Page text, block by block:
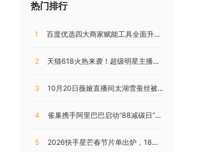
热门排行
1 百度优选四大商家赋能工具全面升级，持续助推商家降本增效
2 天猫618火热来袭！超级明星主播阵容，共同助阵预售直播盛典
3 10月20日薇娅直播间太湖雪蚕丝被直播开售，开局大卖销量火爆!
4 雀巢携手阿里巴巴启动“88减碳日”，兴起咖啡低碳消费之风
5 2026快手星芒春节片单出炉，18部精品短剧陪伴老铁们过个戏瘾年